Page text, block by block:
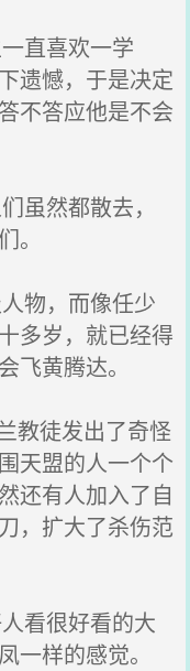
直喜欢一学
遗憾，于是决定
不答应他是不会
虽然都散去，
。
物，而像任少
多岁，就已经得
飞黄腾达。
教徒发出了奇怪
天盟的人一个个
还有人加入了自
，扩大了杀伤范
看很好看的大
一样的感觉。